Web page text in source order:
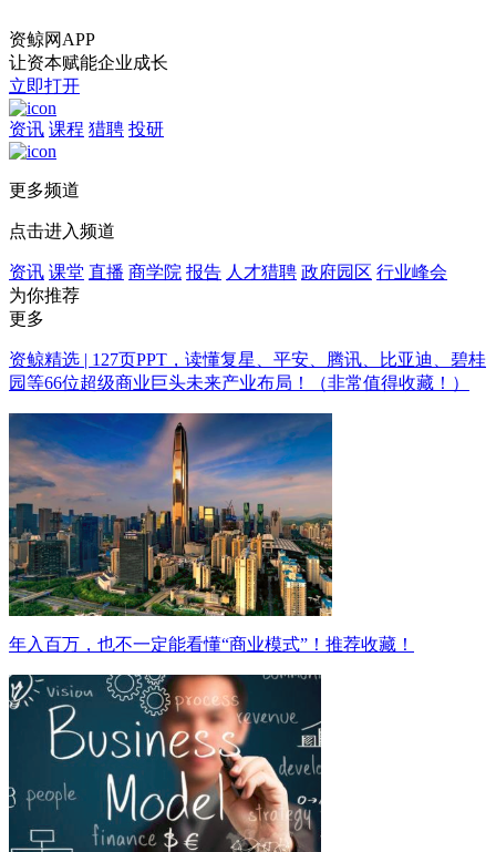
资鲸网APP
让资本赋能企业成长
立即打开
资讯 课程 猎聘 投研
更多频道
点击进入频道
资讯 课堂 直播 商学院 报告 人才猎聘 政府园区 行业峰会
为你推荐
更多
资鲸精选 | 127页PPT，读懂复星、平安、腾讯、比亚迪、碧桂
园等66位超级商业巨头未来产业布局！（非常值得收藏！）
年入百万，也不一定能看懂“商业模式”！推荐收藏！